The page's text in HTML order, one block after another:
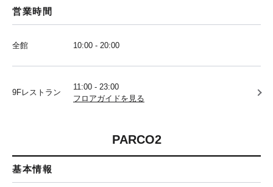
営業時間
全館 10:00 - 20:00
9Fレストラン
11:00 - 23:00
フロアガイドを見る
PARCO2
基本情報